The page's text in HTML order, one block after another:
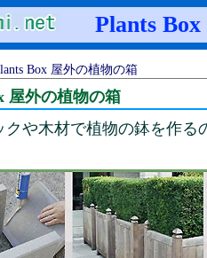
Plants Box
Box 屋外の植物の箱
屋外の植物の箱
や木材で植物の鉢を作る